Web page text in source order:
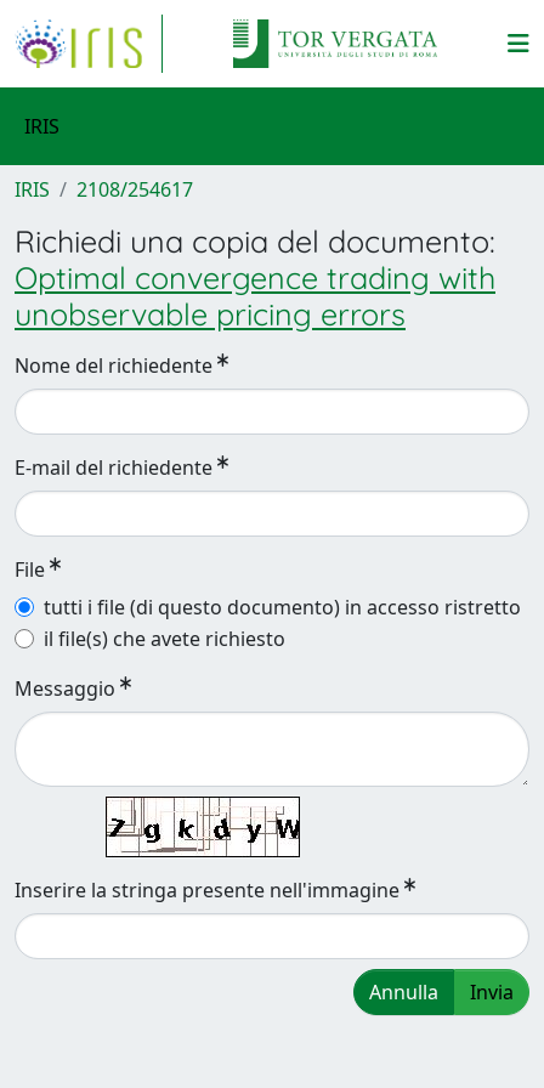
IRIS
IRIS 2108/254617
Richiedi una copia del documento:
Optimal convergence trading with
unobservable pricing errors
Nome del richiedente
E-mail del richiedente
File
tutti i file (di questo documento) in accesso ristretto
il file(s) che avete richiesto
Messaggio
Inserire la stringa presente nell'immagine
Annulla Invia